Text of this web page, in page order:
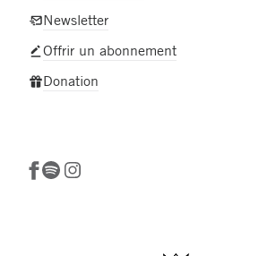
Newsletter
Offrir un abonnement
Donation